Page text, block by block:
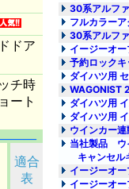
30系アルフ
フルカラー
30系アルフ
イージーオ
予約ロック
ダイハツ用
WAGONIST
ダイハツ用
ダイハツ用
ウインカー
当社製品 ウ
キャンセルキ
イージーオ
イージーオ